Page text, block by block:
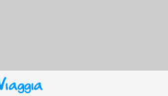
QUESTO